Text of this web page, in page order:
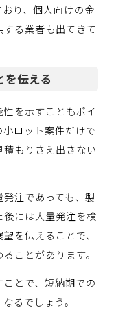
り、個人向けの金
る業者も出てきて
を伝える
を示すこともポイ
ロット案件だけで
もりさえ出さない
注であっても、製
には大量発注を検
を伝えることで、
ことがあります。
とで、短納期での
るでしょう。